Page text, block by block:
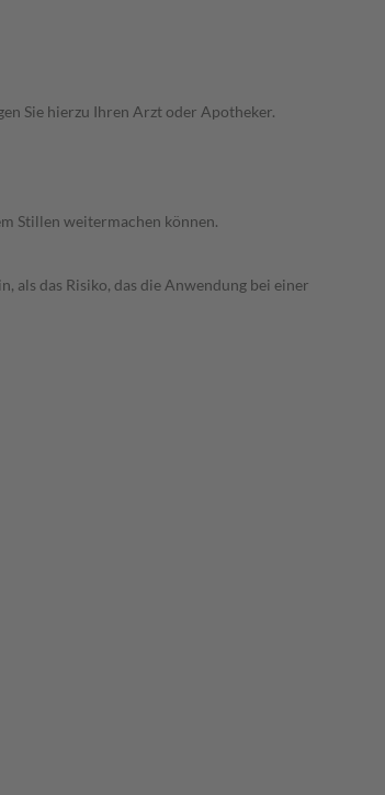
Sie hierzu Ihren Arzt oder Apotheker.
Stillen weitermachen können.
als das Risiko, das die Anwendung bei einer